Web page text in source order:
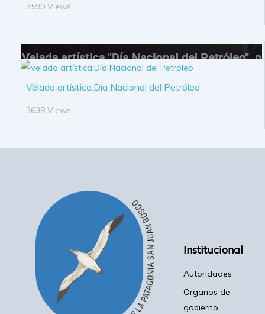
3590 Views
Velada artística:Día Nacional del Petróleo
3638 Views
Institucional
Autoridades
Organos de
gobierno